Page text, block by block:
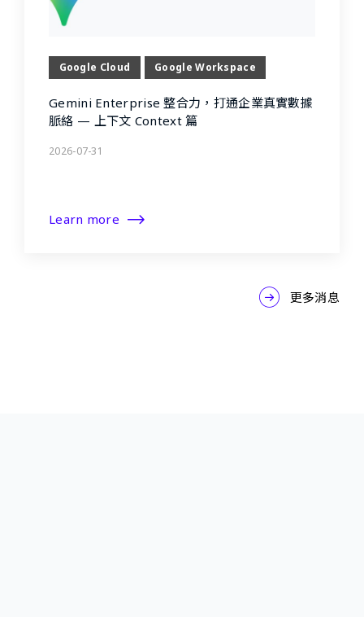
Google Cloud Google Workspace
Gemini Enterprise 整合力，打通企業真實數據
脈絡 — 上下文 Context 篇
2026-07-31
Learn more
更多消息